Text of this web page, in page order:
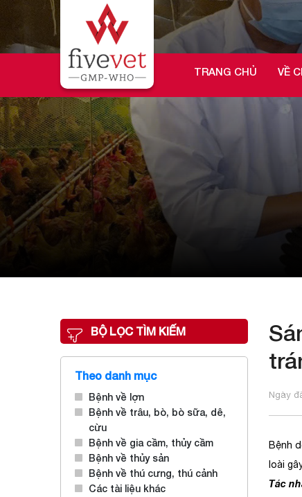
TRANG CHỦ VỀ
BỘ LỌC TÌM KIẾM
Theo danh mục
Bệnh về lợn
Bệnh về trâu, bò, bò sữa, dê,
cừu
Bệnh về gia cầm, thủy cầm
Bệnh về thủy sản
Bệnh về thú cưng, thú cảnh
Các tài liệu khác
Ngày
Bệnh
loài
Tác